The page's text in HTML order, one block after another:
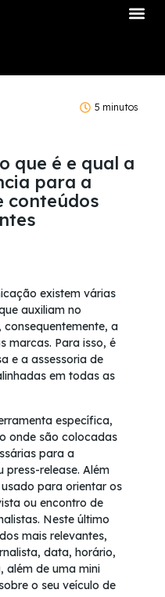
5 minutos
que é e qual a
para a
conteúdos
existem várias
auxiliam no
a
marcas. Para isso, é
e a assessoria de
em todas as
específica,
onde são colocadas
para a
release. Além
para orientar os
ou encontro de
Neste último
mais relevantes,
data, horário,
além de uma mini
o seu veículo de